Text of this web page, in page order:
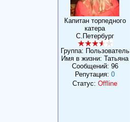
Капитан торпедного
катера
С.Петербург
Группа: Пользователь
Имя в жизни: Татьяна
Сообщений: 96
Репутация: 0
Статус: Offline